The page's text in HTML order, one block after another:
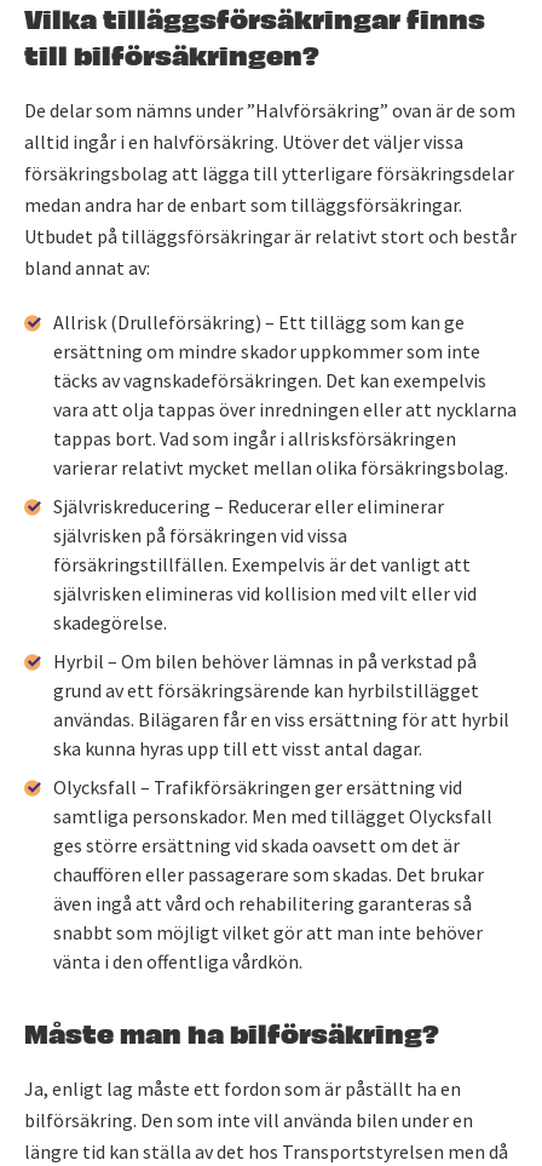
Vilka tilläggsförsäkringar finns
till bilförsäkringen?
De delar som nämns under ”Halvförsäkring” ovan är de som
alltid ingår i en halvförsäkring. Utöver det väljer vissa
försäkringsbolag att lägga till ytterligare försäkringsdelar
medan andra har de enbart som tilläggsförsäkringar.
Utbudet på tilläggsförsäkringar är relativt stort och består
bland annat av:
Allrisk (Drulleförsäkring) – Ett tillägg som kan ge
ersättning om mindre skador uppkommer som inte
täcks av vagnskadeförsäkringen. Det kan exempelvis
vara att olja tappas över inredningen eller att nycklarna
tappas bort. Vad som ingår i allrisksförsäkringen
varierar relativt mycket mellan olika försäkringsbolag.
Självriskreducering – Reducerar eller eliminerar
självrisken på försäkringen vid vissa
försäkringstillfällen. Exempelvis är det vanligt att
självrisken elimineras vid kollision med vilt eller vid
skadegörelse.
Hyrbil – Om bilen behöver lämnas in på verkstad på
grund av ett försäkringsärende kan hyrbilstillägget
användas. Bilägaren får en viss ersättning för att hyrbil
ska kunna hyras upp till ett visst antal dagar.
Olycksfall – Trafikförsäkringen ger ersättning vid
samtliga personskador. Men med tillägget Olycksfall
ges större ersättning vid skada oavsett om det är
chauffören eller passagerare som skadas. Det brukar
även ingå att vård och rehabilitering garanteras så
snabbt som möjligt vilket gör att man inte behöver
vänta i den offentliga vårdkön.
Måste man ha bilförsäkring?
Ja, enligt lag måste ett fordon som är påställt ha en
bilförsäkring. Den som inte vill använda bilen under en
längre tid kan ställa av det hos Transportstyrelsen men då